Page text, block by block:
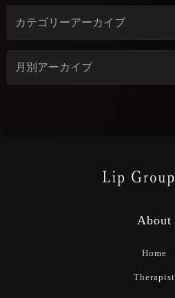
About
Home
Therapist